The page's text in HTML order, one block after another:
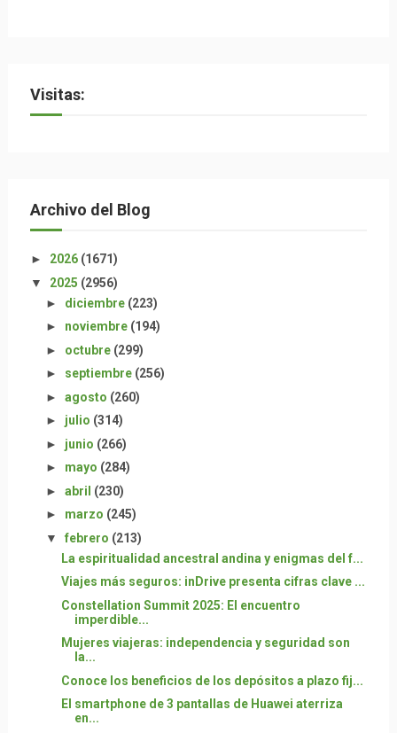
Visitas:
Archivo del Blog
► 2026 (1671)
▼ 2025 (2956)
► diciembre (223)
► noviembre (194)
► octubre (299)
► septiembre (256)
► agosto (260)
► julio (314)
► junio (266)
► mayo (284)
► abril (230)
► marzo (245)
▼ febrero (213)
La espiritualidad ancestral andina y enigmas del f...
Viajes más seguros: inDrive presenta cifras clave ...
Constellation Summit 2025: El encuentro
imperdible...
Mujeres viajeras: independencia y seguridad son
la...
Conoce los beneficios de los depósitos a plazo fij...
El smartphone de 3 pantallas de Huawei aterriza
en...